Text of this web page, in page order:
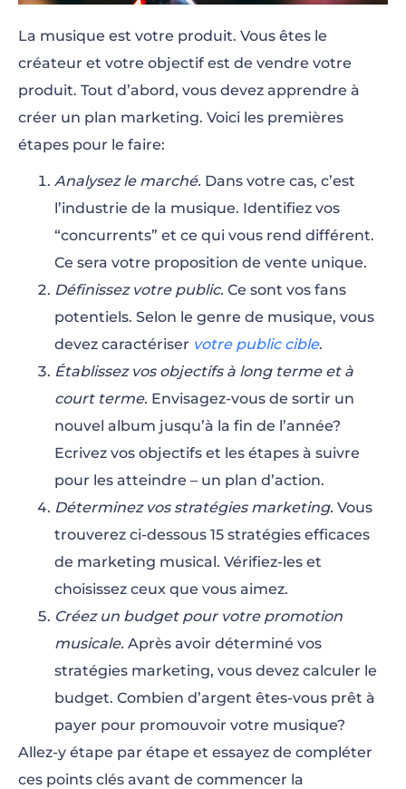
La musique est votre produit. Vous êtes le
créateur et votre objectif est de vendre votre
produit. Tout d’abord, vous devez apprendre à
créer un plan marketing. Voici les premières
étapes pour le faire:
Analysez le marché. Dans votre cas, c’est
l’industrie de la musique. Identifiez vos
“concurrents” et ce qui vous rend différent.
Ce sera votre proposition de vente unique.
Définissez votre public. Ce sont vos fans
potentiels. Selon le genre de musique, vous
devez caractériser votre public cible.
Établissez vos objectifs à long terme et à
court terme. Envisagez-vous de sortir un
nouvel album jusqu’à la fin de l’année?
Ecrivez vos objectifs et les étapes à suivre
pour les atteindre – un plan d’action.
Déterminez vos stratégies marketing. Vous
trouverez ci-dessous 15 stratégies efficaces
de marketing musical. Vérifiez-les et
choisissez ceux que vous aimez.
Créez un budget pour votre promotion
musicale. Après avoir déterminé vos
stratégies marketing, vous devez calculer le
budget. Combien d’argent êtes-vous prêt à
payer pour promouvoir votre musique?
Allez-y étape par étape et essayez de compléter
ces points clés avant de commencer la